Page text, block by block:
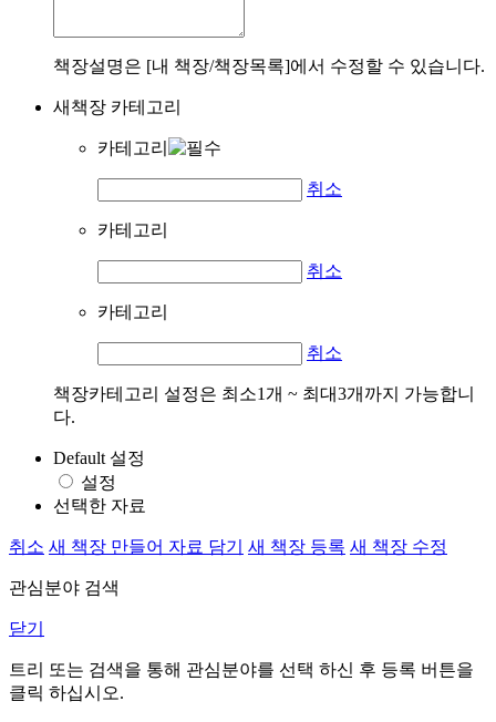
책장설명은 [내 책장/책장목록]에서 수정할 수 있습니다.
새책장 카테고리
카테고리
취소
카테고리
취소
카테고리
취소
책장카테고리 설정은 최소1개 ~ 최대3개까지 가능합니
다.
Default 설정
설정
선택한 자료
취소 새 책장 만들어 자료 담기 새 책장 등록 새 책장 수정
관심분야 검색
닫기
트리 또는 검색을 통해 관심분야를 선택 하신 후 등록 버튼을
클릭 하십시오.